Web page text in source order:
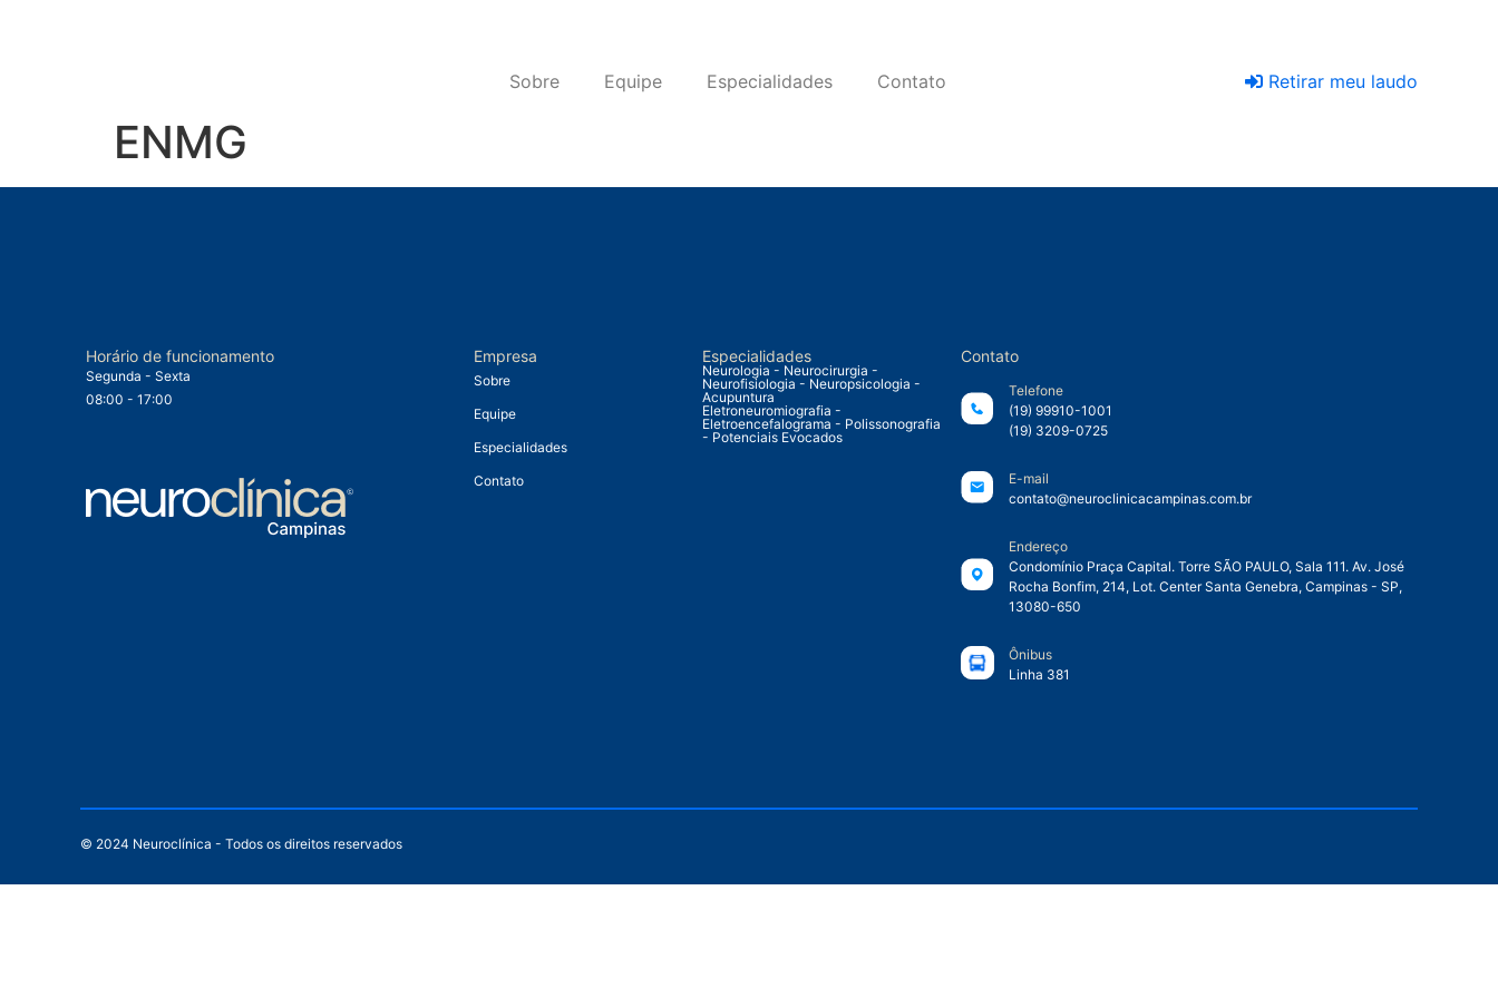
Sobre Equipe Especialidades Contato Retirar meu laudo
ENMG
Horário de funcionamento
Segunda - Sexta
08:00 - 17:00
Empresa
Sobre
Equipe
Especialidades
Contato
Especialidades
Neurologia - Neurocirurgia -
Neurofisiologia - Neuropsicologia -
Acupuntura
Eletroneuromiografia -
Eletroencefalograma - Polissonografia
- Potenciais Evocados
Contato
Telefone
(19) 99910-1001
(19) 3209-0725
E-mail
contato@neuroclinicacampinas.com.br
Endereço
Condomínio Praça Capital. Torre SÃO PAULO, Sala 111. Av. José
Rocha Bonfim, 214, Lot. Center Santa Genebra, Campinas - SP,
13080-650
Ônibus
Linha 381
© 2024 Neuroclínica - Todos os direitos reservados